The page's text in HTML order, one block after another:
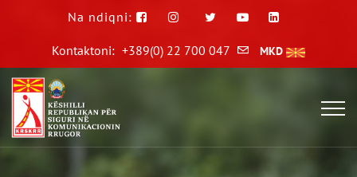
Na ndiqni:
Kontaktoni: +389(0) 22 700 047 MKD